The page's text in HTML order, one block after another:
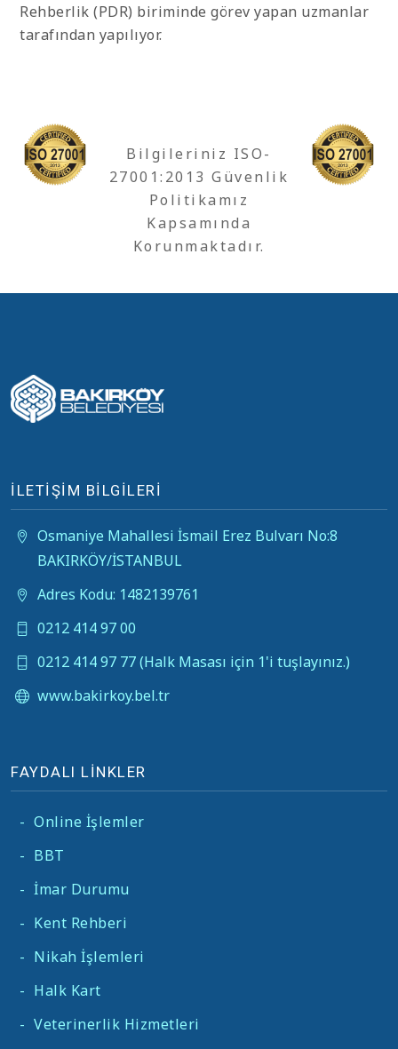
Rehberlik (PDR) biriminde görev yapan uzmanlar
tarafından yapılıyor.
Bilgileriniz ISO-
27001:2013 Güvenlik
Politikamız
Kapsamında
Korunmaktadır.
İLETİŞİM BİLGİLERİ
Osmaniye Mahallesi İsmail Erez Bulvarı No:8
BAKIRKÖY/İSTANBUL
Adres Kodu: 1482139761
0212 414 97 00
0212 414 97 77 (Halk Masası için 1'i tuşlayınız.)
www.bakirkoy.bel.tr
FAYDALI LİNKLER
- Online İşlemler
- BBT
- İmar Durumu
- Kent Rehberi
- Nikah İşlemleri
- Halk Kart
- Veterinerlik Hizmetleri